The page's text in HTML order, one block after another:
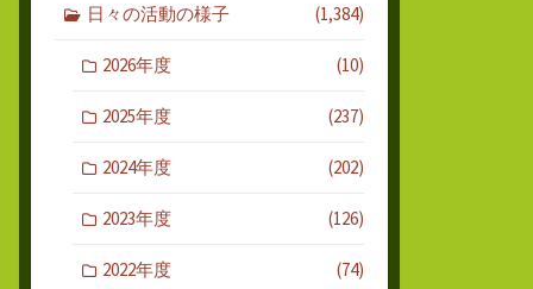
日々の活動の様子 (1,384)
2026年度 (10)
2025年度 (237)
2024年度 (202)
2023年度 (126)
2022年度 (74)